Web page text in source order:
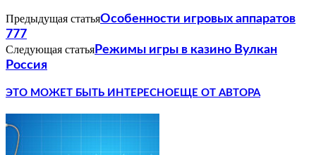
Предыдущая статьяОсобенности игровых аппаратов
777
Следующая статьяРежимы игры в казино Вулкан
Россия
ЭТО МОЖЕТ БЫТЬ ИНТЕРЕСНО ЕЩЕ ОТ АВТОРА